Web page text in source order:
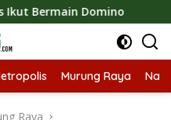
Domino Tekan
Murung Raya
Raya